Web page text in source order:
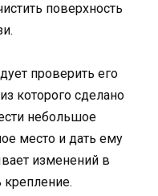
поверхность
проверить его
которого сделано
небольшое
место и дать ему
изменений в